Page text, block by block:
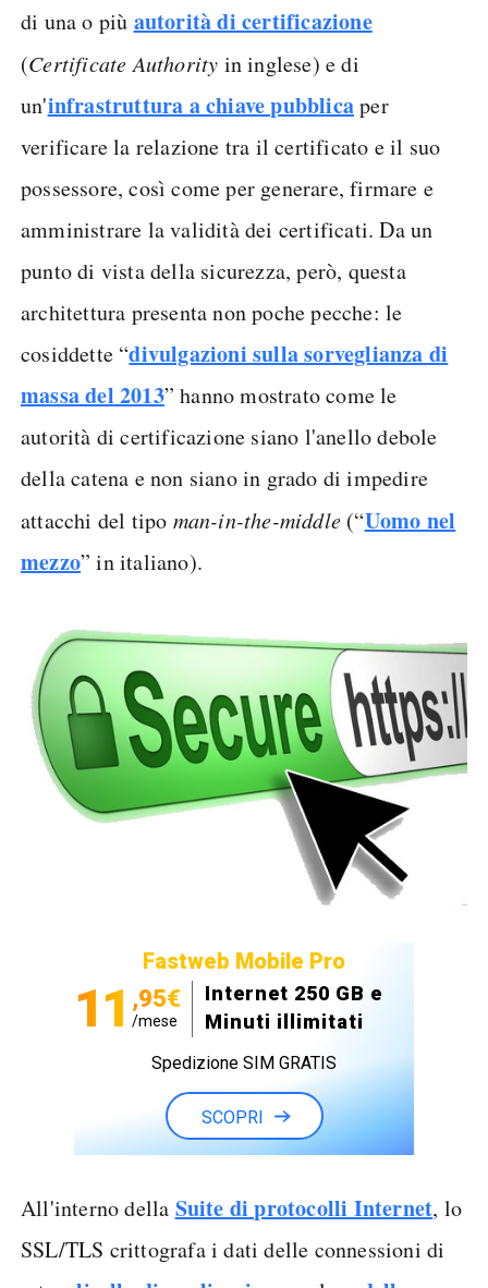
di una o più autorità di certificazione
(Certificate Authority in inglese) e di
un'infrastruttura a chiave pubblicaper
verificare la relazione tra il certificato e il suo
possessore, così come per generare, firmare e
amministrare la validità dei certificati. Da un
punto di vista della sicurezza, però, questa
architettura presenta non poche pecche: le
cosiddette “divulgazioni sulla sorveglianza di
massa del 2013” hanno mostrato come le
autorità di certificazione siano l'anello debole
della catena e non siano in grado di impedire
attacchi del tipo man-in-the-middle (“Uomo nel
mezzo” in italiano).
Fastweb Mobile Pro
11 ,95€
/mese
Internet 250 GB e
Minuti illimitati
Spedizione SIM GRATIS
SCOPRI
All'interno della Suite di protocolli Internet, lo
SSL/TLS crittografa i dati delle connessioni di